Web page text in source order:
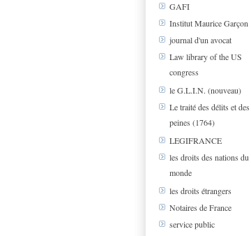
GAFI
Institut Maurice Garçon
journal d'un avocat
Law library of the US
congress
le G.L.I.N. (nouveau)
Le traité des délits et des
peines (1764)
LEGIFRANCE
les droits des nations du
monde
les droits étrangers
Notaires de France
service public